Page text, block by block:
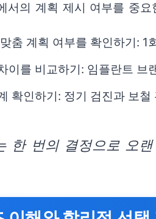
서의 계획 제시 여부를 중
춤 계획 여부를 확인하기:
이를 비교하기: 임플란트 브
확인하기: 정기 검진과 보
한 번의 결정으로 오